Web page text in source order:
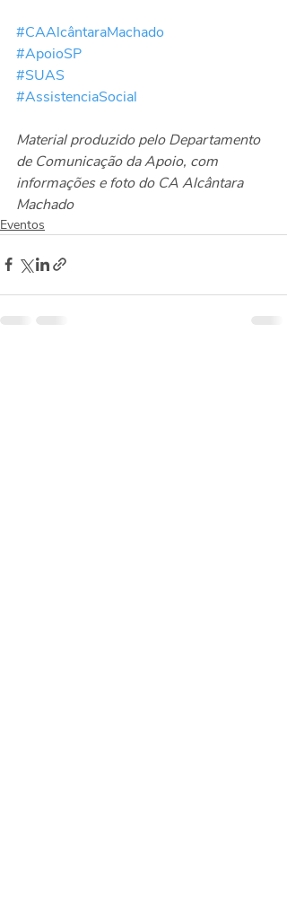
#CAAlcântaraMachado
#ApoioSP
#SUAS
#AssistenciaSocial
Material produzido pelo Departamento
de Comunicação da Apoio, com
informações e foto do CA Alcântara
Machado
Eventos